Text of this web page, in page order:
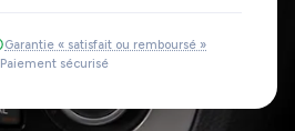
Garantie « satisfait ou remboursé »
Paiement sécurisé